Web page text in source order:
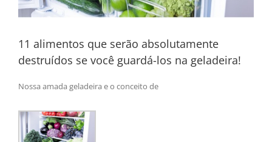
11 alimentos que serão absolutamente
destruídos se você guardá-los na geladeira!
Nossa amada geladeira e o conceito de